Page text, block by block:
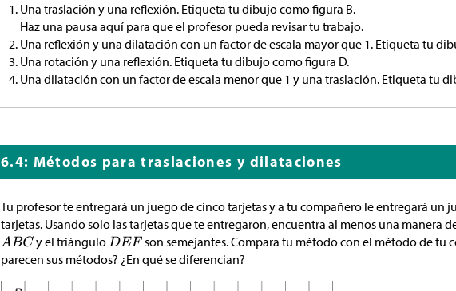
Una traslación y una reflexión. Etiqueta tu dibujo como figura B.
Haz una pausa aquí para que el profesor pueda revisar tu trabajo.
Una reflexión y una dilatación con un factor de escala mayor que 1. Etiqueta tu
Una rotación y una reflexión. Etiqueta tu dibujo como figura D.
Una dilatación con un factor de escala menor que 1 y una traslación. Etiqueta tu
6.4: Métodos para traslaciones y dilataciones
Tu profesor te entregará un juego de cinco tarjetas y a tu compañero le entregará un
tarjetas. Usando solo las tarjetas que te entregaron, encuentra al menos una manera
y el triángulo
son semejantes. Compara tu método con el método de tu
parecen sus métodos? ¿En qué se diferencian?